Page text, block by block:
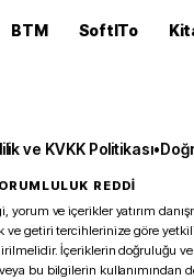
BTM SoftITo
ve KVKK Politikası•
REDDİ
yorum ve içerikler yatırım
getiri tercihlerinize göre yetkili
İçeriklerin doğruluğu
bu bilgilerin kullanımından